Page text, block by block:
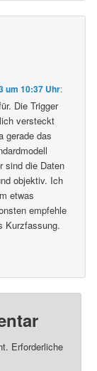
um 10:37 Uhr:
Die Trigger
versteckt
gerade das
sind die Daten
objektiv. Ich
etwas
empfehle
Kurzfassung.
Erforderliche